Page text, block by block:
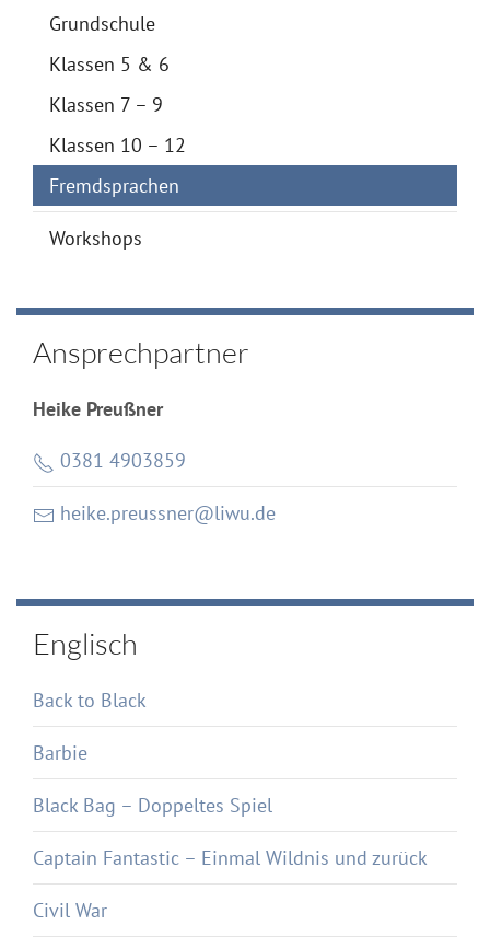
Grundschule
Klassen 5 & 6
Klassen 7 – 9
Klassen 10 – 12
Fremdsprachen
Workshops
Ansprechpartner
Heike Preußner
0381 4903859
heike.preussner@liwu.de
Englisch
Back to Black
Barbie
Black Bag – Doppeltes Spiel
Captain Fantastic – Einmal Wildnis und zurück
Civil War